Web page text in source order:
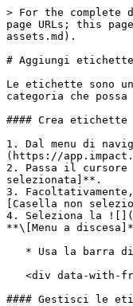
> For the complete
page URLs; this
assets.md).
# Aggiungi
Le etichette sono
categoria che
#### Crea
1. Dal menu di
(https://
2. Passa il cursore
selezionata]**.
3.
[Casella non
4. Seleziona la ![](/
**\[Menu a
#### Gestisci le